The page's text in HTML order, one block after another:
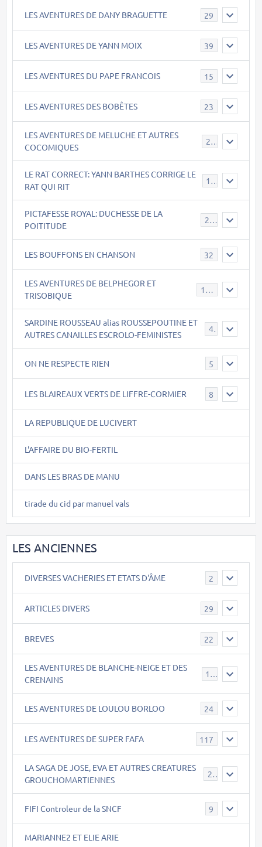
LES AVENTURES DE DANY BRAGUETTE 29
LES AVENTURES DE YANN MOIX 39
LES AVENTURES DU PAPE FRANCOIS 15
LES AVENTURES DES BOBÊTES 23
LES AVENTURES DE MELUCHE ET AUTRES
COCOMIQUES
22
LE RAT CORRECT: YANN BARTHES CORRIGE LE
RAT QUI RIT
15
PICTAFESSE ROYAL: DUCHESSE DE LA
POITITUDE
23
LES BOUFFONS EN CHANSON 32
LES AVENTURES DE BELPHEGOR ET
TRISOBIQUE
147
SARDINE ROUSSEAU alias ROUSSEPOUTINE ET
AUTRES CANAILLES ESCROLO-FEMINISTES
40
ON NE RESPECTE RIEN 5
LES BLAIREAUX VERTS DE LIFFRE-CORMIER 8
LA REPUBLIQUE DE LUCIVERT
L'AFFAIRE DU BIO-FERTIL
DANS LES BRAS DE MANU
tirade du cid par manuel vals
LES ANCIENNES
DIVERSES VACHERIES ET ETATS D'ÂME 2
ARTICLES DIVERS 29
BREVES 22
LES AVENTURES DE BLANCHE-NEIGE ET DES
CRENAINS
17
LES AVENTURES DE LOULOU BORLOO 24
LES AVENTURES DE SUPER FAFA 117
LA SAGA DE JOSE, EVA ET AUTRES CREATURES
GROUCHOMARTIENNES
26
FIFI Controleur de la SNCF 9
MARIANNE2 ET ELIE ARIE